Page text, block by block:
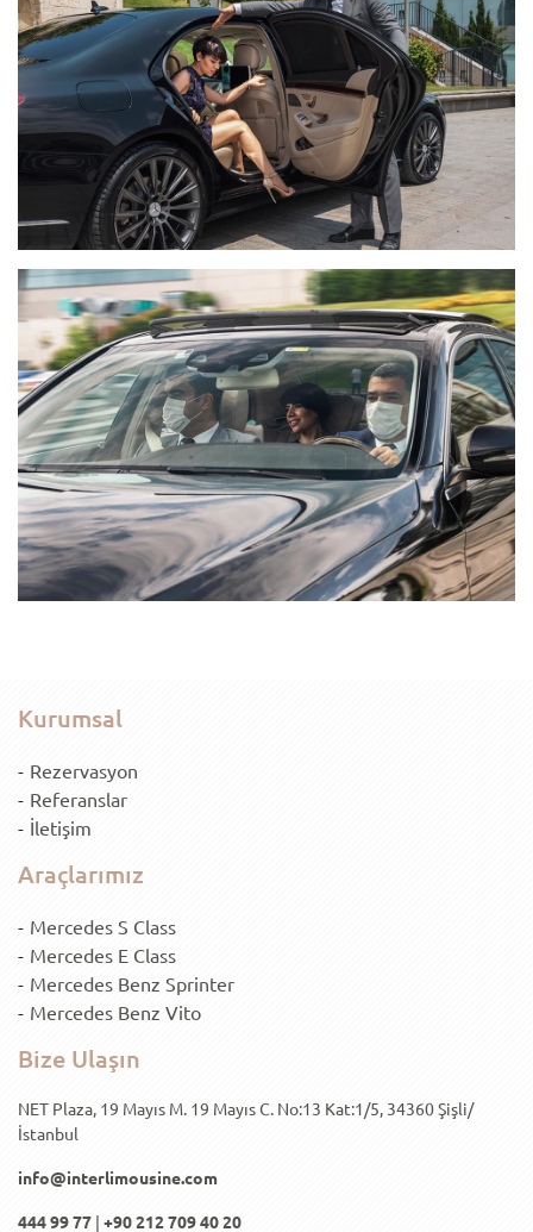
Kurumsal
Rezervasyon
Referanslar
İletişim
Araçlarımız
Mercedes S Class
Mercedes E Class
Mercedes Benz Sprinter
Mercedes Benz Vito
Bize Ulaşın
NET Plaza, 19 Mayıs M. 19 Mayıs C. No:13 Kat:1/5, 34360 Şişli/
İstanbul
info@interlimousine.com
444 99 77 | +90 212 709 40 20